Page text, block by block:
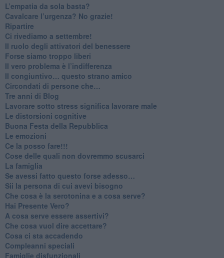
​L’empatia da sola basta?
​Cavalcare l’urgenza? No grazie!
Ripartire
​Ci rivediamo a settembre!
​Il ruolo degli attivatori del benessere
​Forse siamo troppo liberi
​Il vero problema è l’indifferenza
​Il congiuntivo… questo strano amico
​Circondati di persone che…
​Tre anni di Blog
​Lavorare sotto stress significa lavorare male
​Le distorsioni cognitive
​Buona Festa della Repubblica
Le emozioni
​Ce la posso fare!!!
​Cose delle quali non dovremmo scusarci
​La famiglia
​Se avessi fatto questo forse adesso…
​Sii la persona di cui avevi bisogno
Che cosa è la serotonina e a cosa serve?
​Hai Presente Vero?
A cosa serve essere assertivi?
​Che cosa vuol dire accettare?
​Cosa ci sta accadendo
​Compleanni speciali
​Famiglie disfunzionali